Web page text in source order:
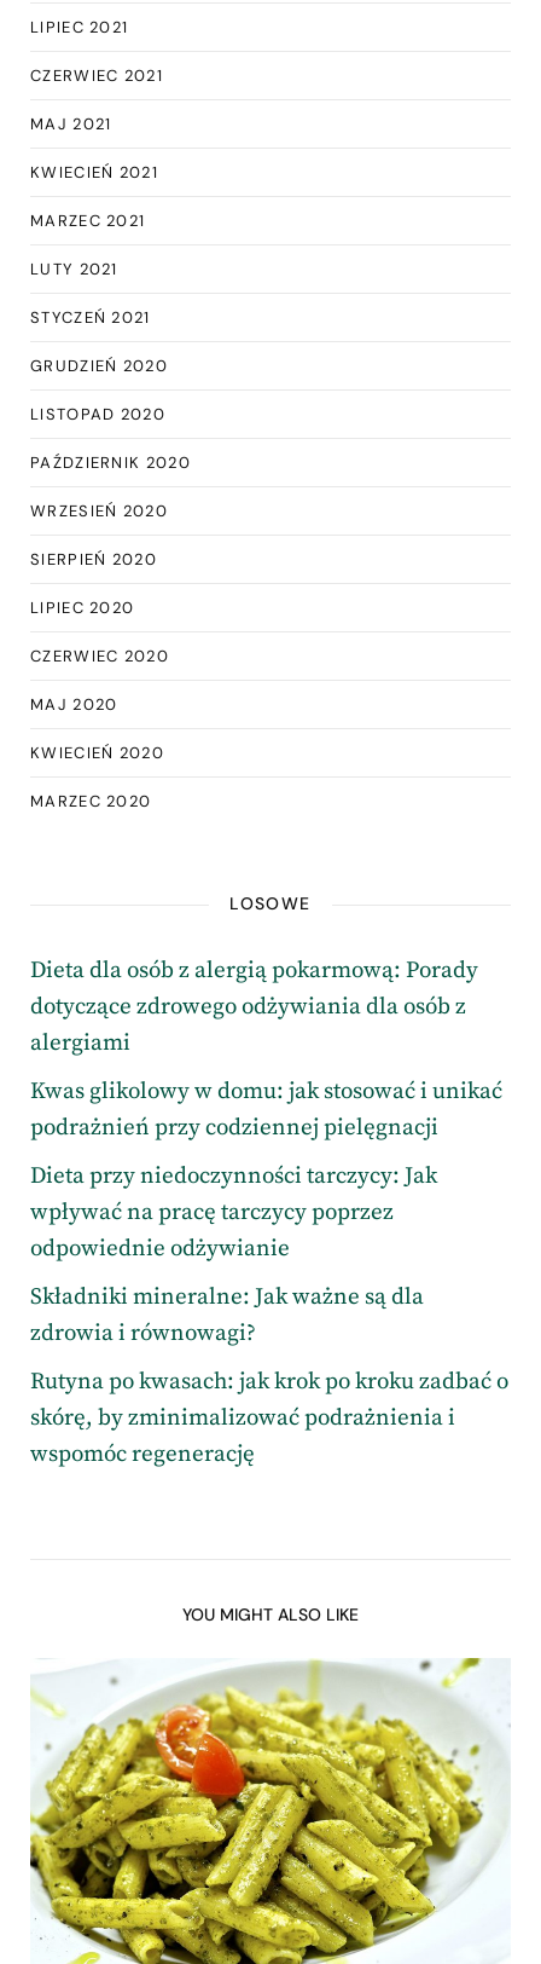
LIPIEC 2021
CZERWIEC 2021
MAJ 2021
KWIECIEŃ 2021
MARZEC 2021
LUTY 2021
STYCZEŃ 2021
GRUDZIEŃ 2020
LISTOPAD 2020
PAŹDZIERNIK 2020
WRZESIEŃ 2020
SIERPIEŃ 2020
LIPIEC 2020
CZERWIEC 2020
MAJ 2020
KWIECIEŃ 2020
MARZEC 2020
LOSOWE
Dieta dla osób z alergią pokarmową: Porady
dotyczące zdrowego odżywiania dla osób z
alergiami
Kwas glikolowy w domu: jak stosować i unikać
podrażnień przy codziennej pielęgnacji
Dieta przy niedoczynności tarczycy: Jak
wpływać na pracę tarczycy poprzez
odpowiednie odżywianie
Składniki mineralne: Jak ważne są dla
zdrowia i równowagi?
Rutyna po kwasach: jak krok po kroku zadbać o
skórę, by zminimalizować podrażnienia i
wspomóc regenerację
YOU MIGHT ALSO LIKE